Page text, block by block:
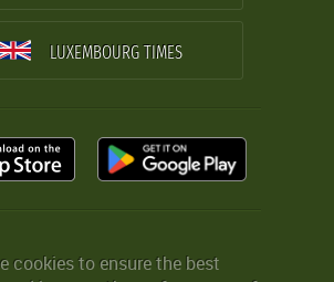
LUXEMBOURG TIMES
cookies to ensure the best